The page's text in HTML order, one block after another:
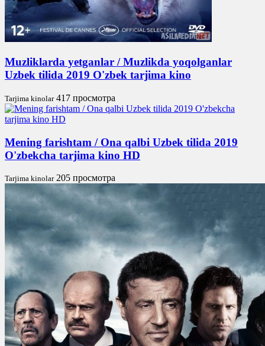
Muzliklarda yetganlar / Muzlikda yoqolganlar
Uzbek tilida 2019 O'zbek tarjima kino
Tarjima kinolar 417 просмотра
Mening farishtam / Ona qalbi Uzbek tilida 2019
O'zbekcha tarjima kino HD
Tarjima kinolar 205 просмотра